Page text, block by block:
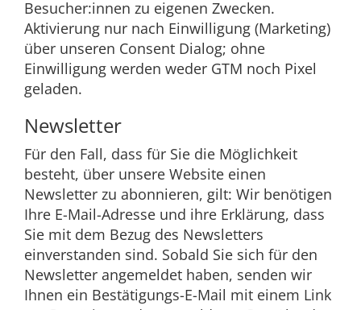
Besucher:innen zu eigenen Zwecken.
Aktivierung nur nach Einwilligung (Marketing)
über unseren Consent Dialog; ohne
Einwilligung werden weder GTM noch Pixel
geladen.
Newsletter
Für den Fall, dass für Sie die Möglichkeit
besteht, über unsere Website einen
Newsletter zu abonnieren, gilt: Wir benötigen
Ihre E-Mail-Adresse und ihre Erklärung, dass
Sie mit dem Bezug des Newsletters
einverstanden sind. Sobald Sie sich für den
Newsletter angemeldet haben, senden wir
Ihnen ein Bestätigungs-E-Mail mit einem Link